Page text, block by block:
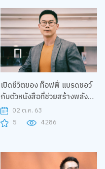
เปิดชีวิตของ ท็อฟฟี่ แบรดชอว์
กับตัวหนังสือที่ช่วยสร้างพลัง
ของคนทำงาน
02 ต.ค. 63
5
4286